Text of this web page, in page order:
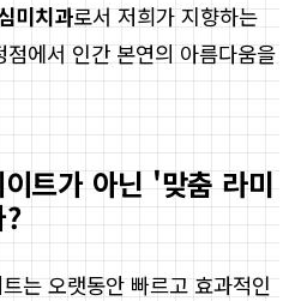
미치과로서 저희가 지향하는
에서 인간 본연의 아름다움을
트가 아닌 '맞춤 라미
는 오랫동안 빠르고 효과적인